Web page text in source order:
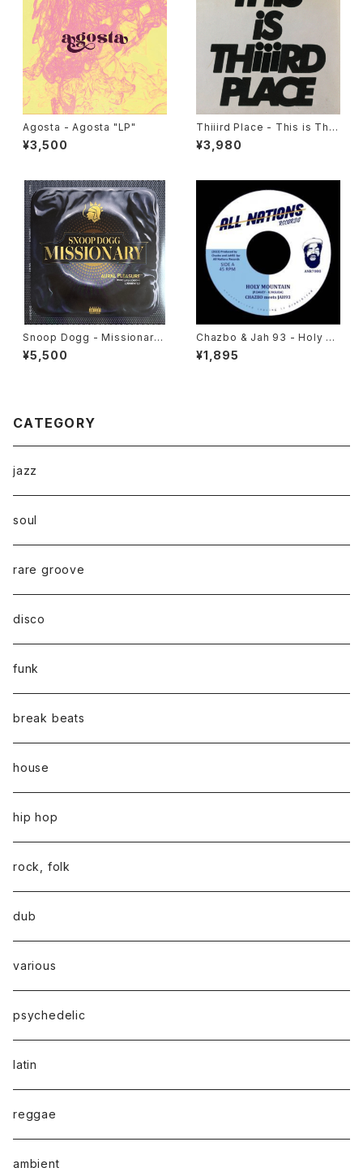
Agosta - Agosta "LP"
¥3,500
Thiiird Place - This is Thiii
rd Place "LP"
¥3,980
Snoop Dogg - Missionary
"LP"
¥5,500
Chazbo & Jah 93 - Holy M
ountain "7"
¥1,895
CATEGORY
jazz
soul
rare groove
disco
funk
break beats
house
hip hop
rock, folk
dub
various
psychedelic
latin
reggae
ambient